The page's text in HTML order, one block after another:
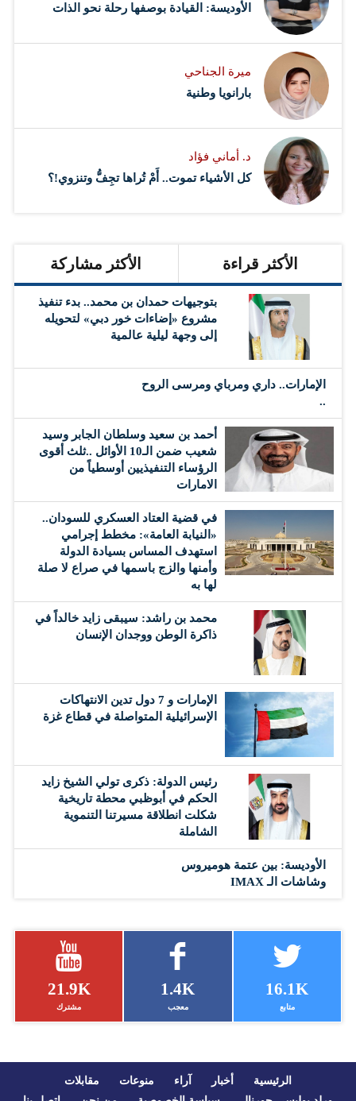
الأوديسة: القيادة بوصفها رحلة نحو الذات
ميرة الجناحي
بارانويا وطنية
د. أماني فؤاد
كل الأشياء تموت.. أَمْ تُراها تجِفُّ وتنزوي!؟
الأكثر قراءة الأكثر مشاركة
بتوجيهات حمدان بن محمد.. بدء تنفيذ
مشروع «إضاءات خور دبي» لتحويله
إلى وجهة ليلية عالمية
الإمارات.. داري ومرباي ومرسى الروح
..
أحمد بن سعيد وسلطان الجابر وسيد
شعيب ضمن الـ10 الأوائل ..ثلث أقوى
الرؤساء التنفيذيين أوسطياً من
الامارات
في قضية العتاد العسكري للسودان..
«النيابة العامة»: مخطط إجرامي
استهدف المساس بسيادة الدولة
وأمنها والزج باسمها في صراع لا صلة
لها به
محمد بن راشد: سيبقى زايد خالداً في
ذاكرة الوطن ووجدان الإنسان
الإمارات و 7 دول تدين الانتهاكات
الإسرائيلية المتواصلة في قطاع غزة
رئيس الدولة: ذكرى تولي الشيخ زايد
الحكم في أبوظبي محطة تاريخية
شكلت انطلاقة مسيرتنا التنموية
الشاملة
الأوديسة: بين عتمة هوميروس
وشاشات الـ IMAX
21.9K
مشترك
1.4K
معجب
16.1K
متابع
الرئيسية أخبار آراء منوعات
مقابلات